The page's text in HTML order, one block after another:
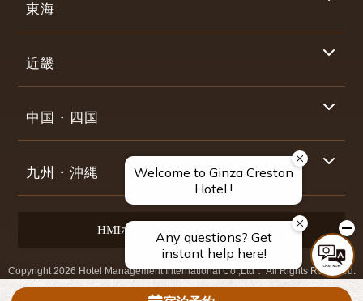
東海
近畿
中国・四国
九州・沖縄
HMIホテルグループ公式サイト
Copyright 2026 Hotel Management International Co.,Ltd． All Rights Reserved.